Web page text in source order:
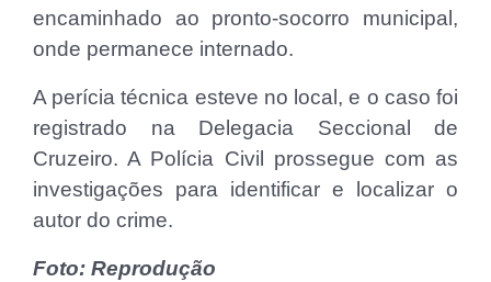
encaminhado ao pronto-socorro municipal,
onde permanece internado.
A perícia técnica esteve no local, e o caso foi
registrado na Delegacia Seccional de
Cruzeiro. A Polícia Civil prossegue com as
investigações para identificar e localizar o
autor do crime.
Foto: Reprodução